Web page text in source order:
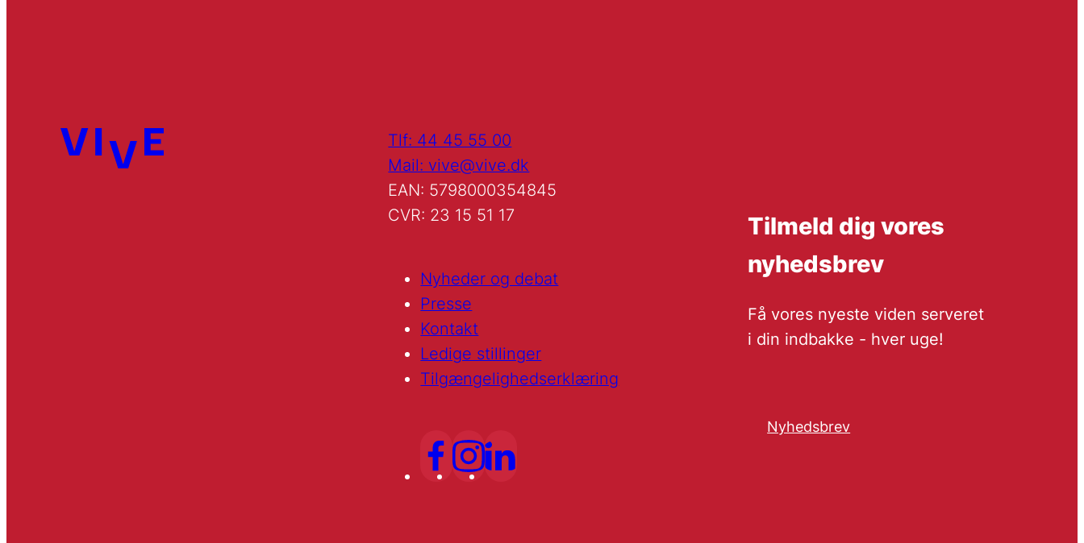
Tlf: 44 45 55 00
Mail: vive@vive.dk
EAN: 5798000354845
CVR: 23 15 51 17
Nyheder og debat
Presse
Kontakt
Ledige stillinger
Tilgængelighedserklæring
Tilmeld dig vores
nyhedsbrev
Få vores nyeste viden serveret
i din indbakke - hver uge!
Nyhedsbrev